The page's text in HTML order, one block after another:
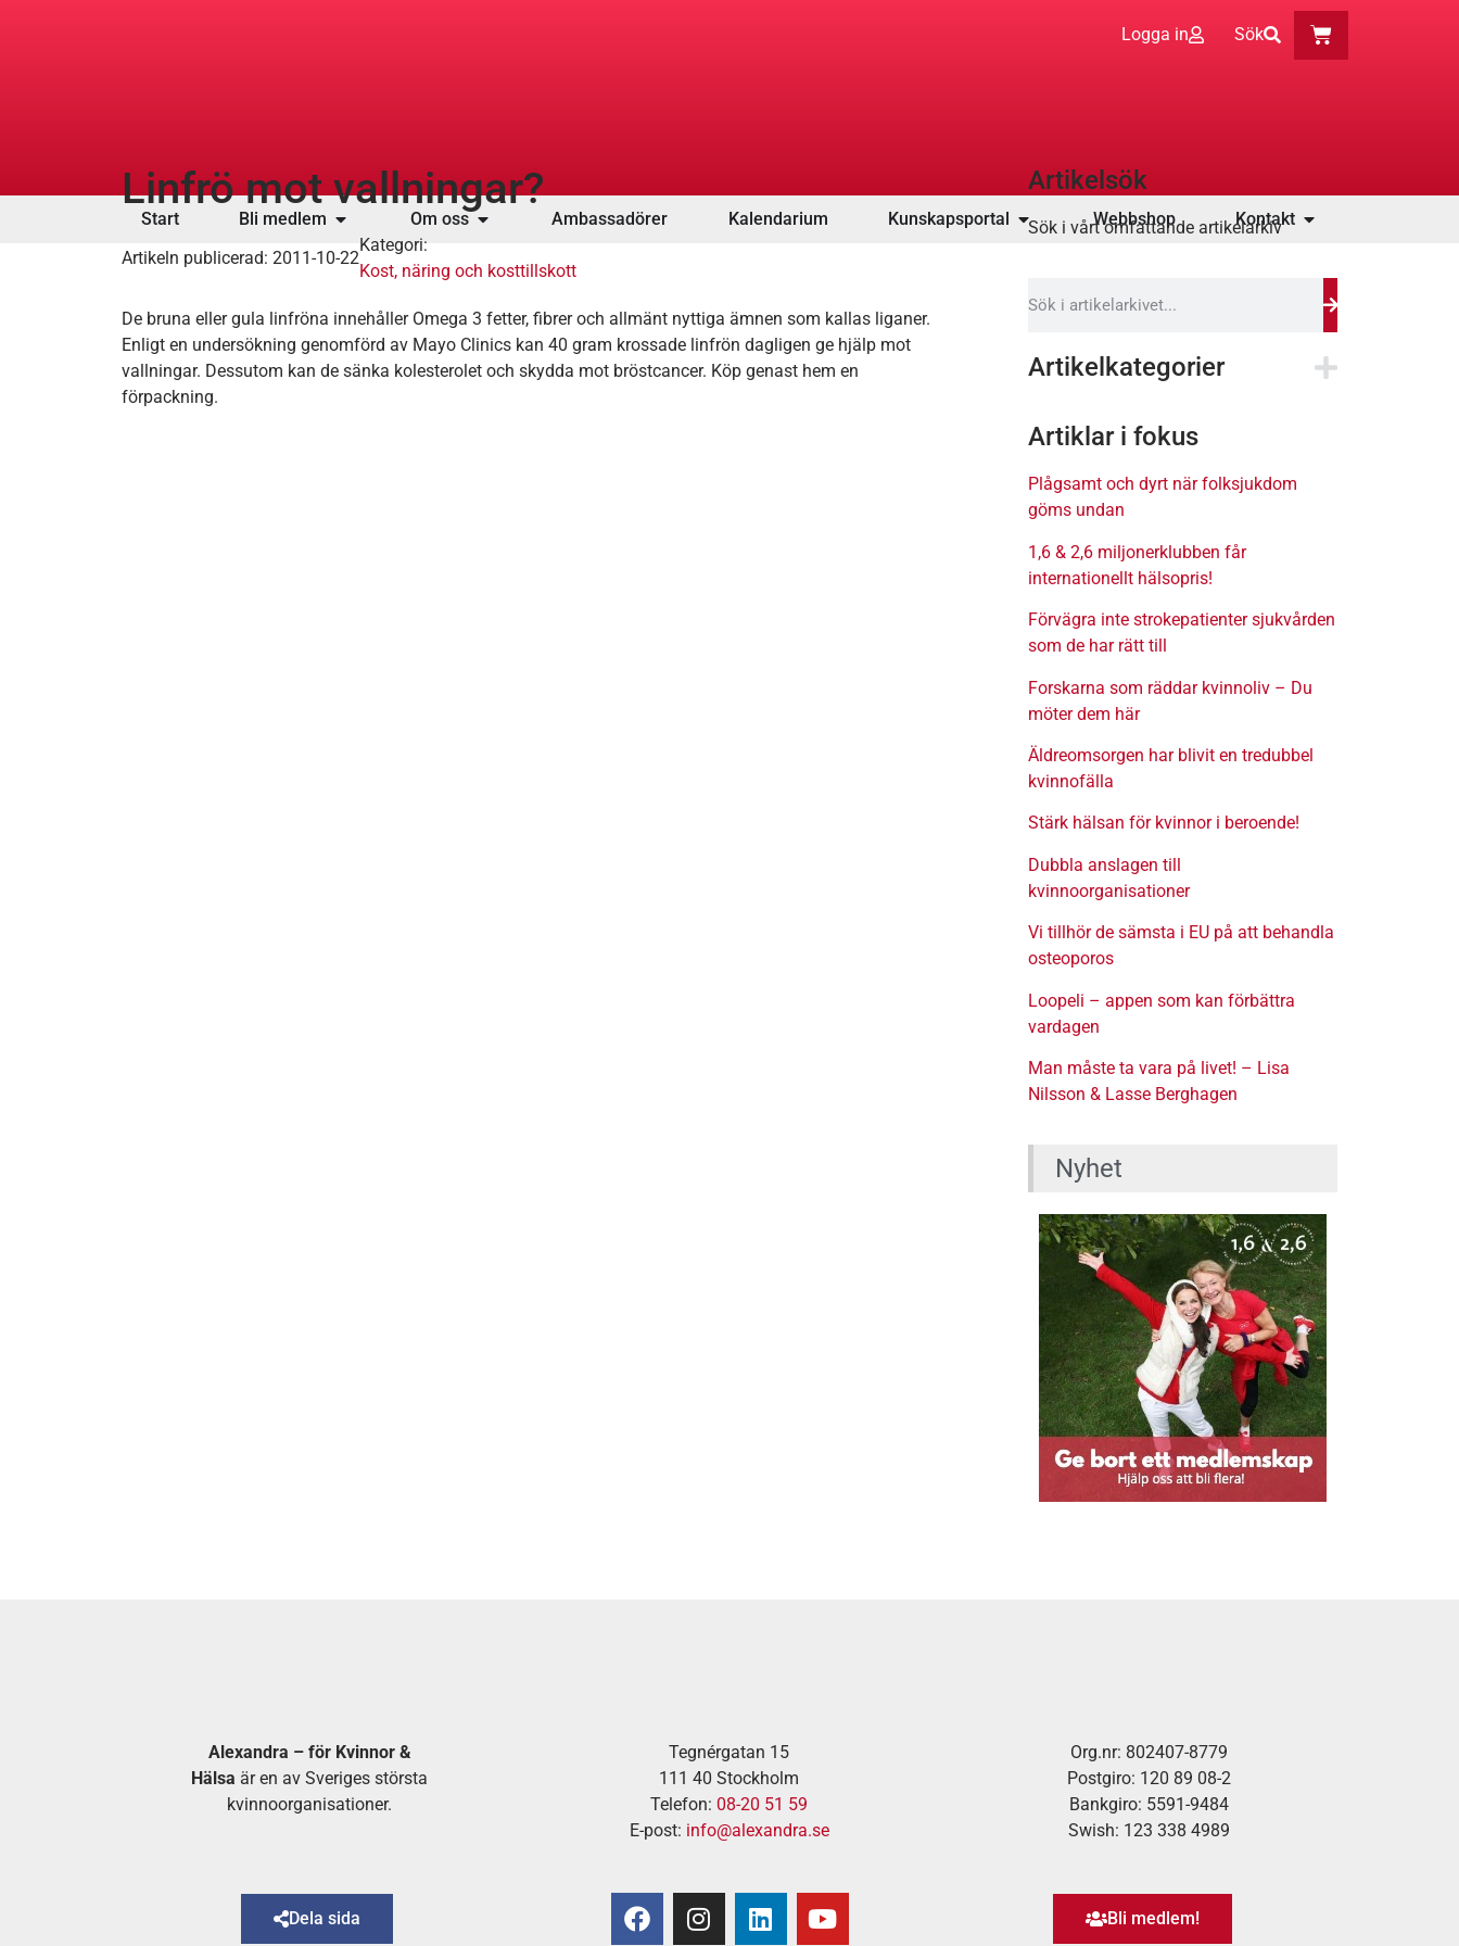
Logga in Sök
Start Bli medlem Om oss Ambassadörer Kalendarium Kunskapsportal Webbshop Kontakt
Linfrö mot vallningar?
Artikeln publicerad: 2011-10-22
Kategori:
Kost, näring och kosttillskott
De bruna eller gula linfröna innehåller Omega 3 fetter, fibrer och allmänt nyttiga ämnen som kallas liganer.
Enligt en undersökning genomförd av Mayo Clinics kan 40 gram krossade linfrön dagligen ge hjälp mot
vallningar. Dessutom kan de sänka kolesterolet och skydda mot bröstcancer. Köp genast hem en
förpackning.
Artikelsök
Sök i vårt omfattande artikelarkiv
Artikelkategorier
Artiklar i fokus
Plågsamt och dyrt när folksjukdom
göms undan
1,6 & 2,6 miljonerklubben får
internationellt hälsopris!
Förvägra inte strokepatienter sjukvården
som de har rätt till
Forskarna som räddar kvinnoliv – Du
möter dem här
Äldreomsorgen har blivit en tredubbel
kvinnofälla
Stärk hälsan för kvinnor i beroende!
Dubbla anslagen till
kvinnoorganisationer
Vi tillhör de sämsta i EU på att behandla
osteoporos
Loopeli – appen som kan förbättra
vardagen
Man måste ta vara på livet! – Lisa
Nilsson & Lasse Berghagen
Nyhet
Alexandra – för Kvinnor &
Hälsa är en av Sveriges största
kvinnoorganisationer.
Tegnérgatan 15
111 40 Stockholm
Telefon: 08-20 51 59
E-post: info@alexandra.se
Org.nr: 802407-8779
Postgiro: 120 89 08-2
Bankgiro: 5591-9484
Swish: 123 338 4989
Dela sida Bli medlem!